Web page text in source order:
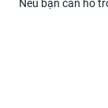
Nếu bạn cần hỗ